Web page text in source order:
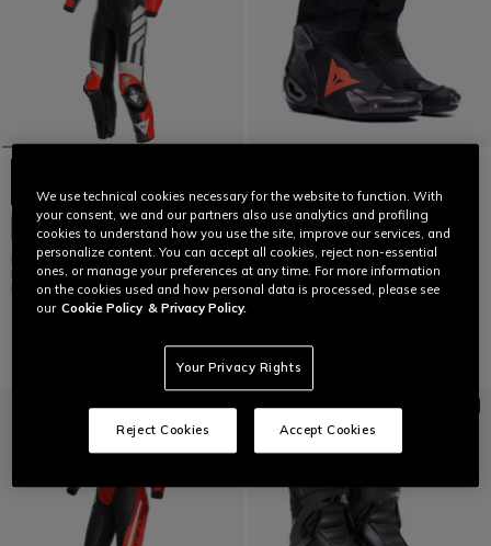
PERSONALISEERBAAR
MUGELLO 3 D-AIR® - HEREN
MOTORFIETS GEVENTILEERD
LEREN EENDENDELIG PAK MET
AIRBAG
€ 4.499
AXIAL 2 AIR - HEREN MOTOR
RACE ZOMERLAARZEN
€ 629
We use technical cookies necessary for the website to function. With
your consent, we and our partners also use analytics and profiling
cookies to understand how you use the site, improve our services, and
personalize content. You can accept all cookies, reject non-essential
ones, or manage your preferences at any time. For more information
on the cookies used and how personal data is processed, please see
our Cookie Policy & Privacy Policy.
Your Privacy Rights
Reject Cookies Accept Cookies